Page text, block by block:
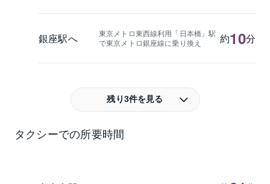
銀座駅へ
東京メトロ東西線利用「日本橋」駅
で東京メトロ銀座線に乗り換え
約10分
残り3件を見る
タクシーでの所要時間